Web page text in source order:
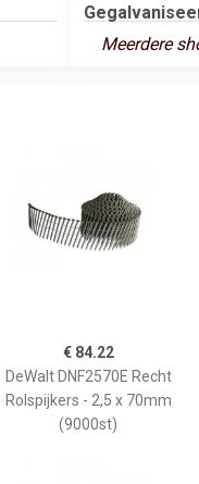
Meerdere
€ 84.22
DeWalt DNF2570E Recht
Rolspijkers - 2,5 x 70mm
(9000st)